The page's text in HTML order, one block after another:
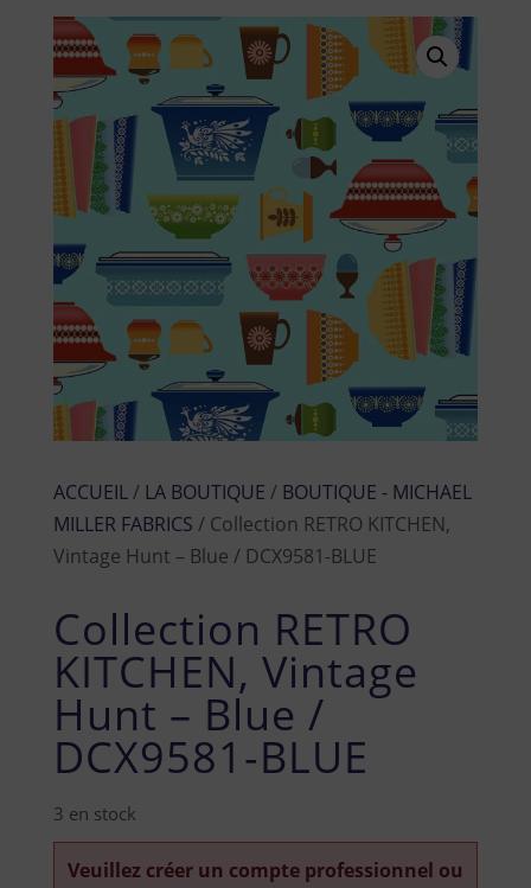
ACCUEIL/ LA BOUTIQUE / BOUTIQUE - MICHAEL
MILLER FABRICS / Collection RETRO KITCHEN,
Vintage Hunt – Blue / DCX9581-BLUE
Collection RETRO
KITCHEN, Vintage
Hunt – Blue /
DCX9581-BLUE
3 en stock
Veuillez créer un compte professionnel ou